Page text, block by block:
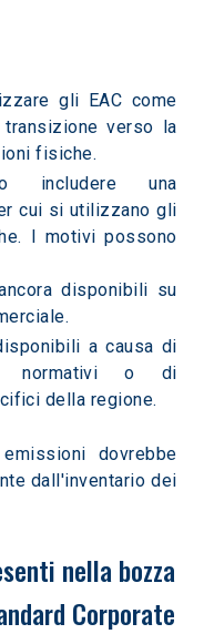
gli EAC come
verso la
fisiche.
includere una
cui si utilizzano gli
I motivi possono
disponibili su
a causa di
normativi o di
della regione.
dovrebbe
dall'inventario dei
nella bozza
Corporate